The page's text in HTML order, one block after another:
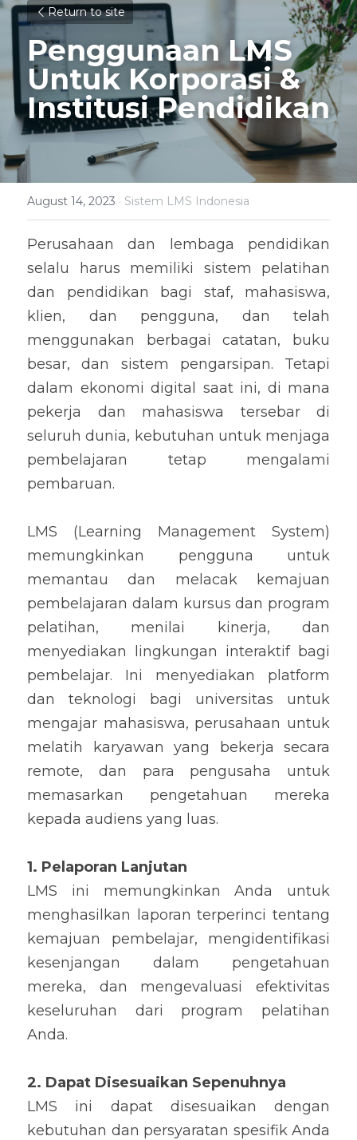
Return to site
Penggunaan LMS
Untuk Korporasi &
Institusi Pendidikan
August 14, 2023 · Sistem LMS Indonesia
Perusahaan dan lembaga pendidikan
selalu harus memiliki sistem pelatihan
dan pendidikan bagi staf, mahasiswa,
klien, dan pengguna, dan telah
menggunakan berbagai catatan, buku
besar, dan sistem pengarsipan. Tetapi
dalam ekonomi digital saat ini, di mana
pekerja dan mahasiswa tersebar di
seluruh dunia, kebutuhan untuk menjaga
pembelajaran tetap mengalami
pembaruan.
LMS (Learning Management System)
memungkinkan pengguna untuk
memantau dan melacak kemajuan
pembelajaran dalam kursus dan program
pelatihan, menilai kinerja, dan
menyediakan lingkungan interaktif bagi
pembelajar. Ini menyediakan platform
dan teknologi bagi universitas untuk
mengajar mahasiswa, perusahaan untuk
melatih karyawan yang bekerja secara
remote, dan para pengusaha untuk
memasarkan pengetahuan mereka
kepada audiens yang luas.
1. Pelaporan Lanjutan
LMS ini memungkinkan Anda untuk
menghasilkan laporan terperinci tentang
kemajuan pembelajar, mengidentifikasi
kesenjangan dalam pengetahuan
mereka, dan mengevaluasi efektivitas
keseluruhan dari program pelatihan
Anda.
2. Dapat Disesuaikan Sepenuhnya
LMS ini dapat disesuaikan dengan
kebutuhan dan persyaratan spesifik Anda